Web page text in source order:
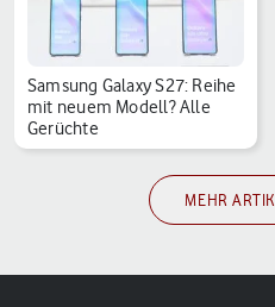
Samsung Galaxy S27: Reihe
mit neuem Modell? Alle
Gerüchte
MEHR